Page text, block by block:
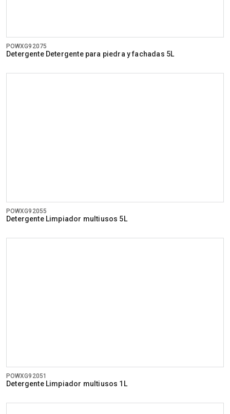
POWXG92075
Detergente Detergente para piedra y fachadas 5L
POWXG92055
Detergente Limpiador multiusos 5L
POWXG92051
Detergente Limpiador multiusos 1L